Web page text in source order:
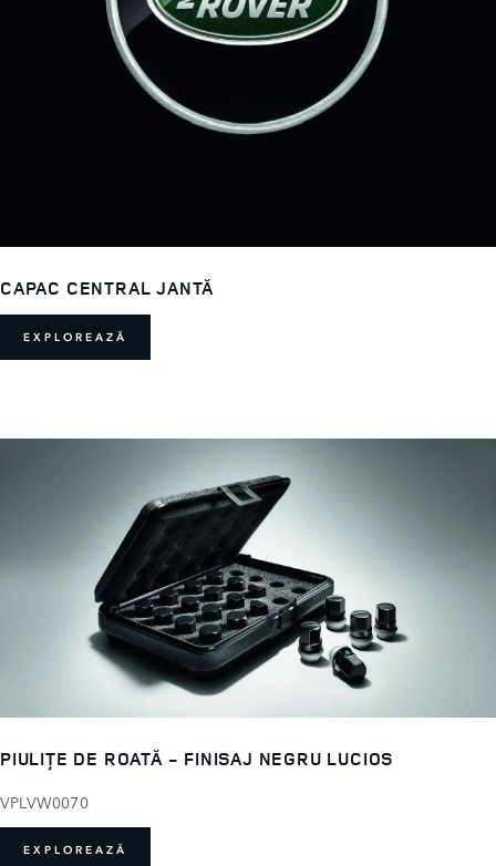
CAPAC CENTRAL JANTĂ
EXPLOREAZĂ
PIULIȚE DE ROATĂ - FINISAJ NEGRU LUCIOS
VPLVW0070
EXPLOREAZĂ